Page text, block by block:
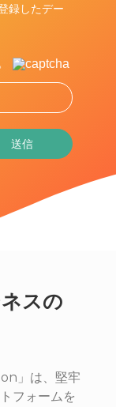
録したデー
スの
」は、堅牢
フォームを